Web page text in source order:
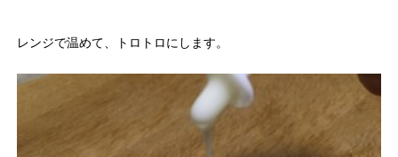
レンジで温めて、トロトロにします。